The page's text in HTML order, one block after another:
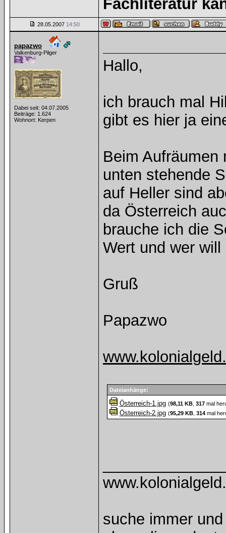
Fachliteratur
28.05.2007 14:50
papazwo
Valkenburg-Pilger
Dabei seit: 04.07.2005
Beiträge: 1.624
Wohnort: Kerpen
Hallo,
ich brauch mal
gibt es hier ja
Beim
unten stehende
auf Heller sind
da Österreich
brauche ich die
Wert und wer
Gruß
Papazwo
Dateianhänge:
Österreich-1.jpg (98,11 KB, 317mal
Österreich-2.jpg (95,29 KB, 314mal
suche immer